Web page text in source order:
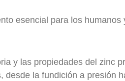
esencial para los
y las propiedades del zinc
desde la fundición a presión